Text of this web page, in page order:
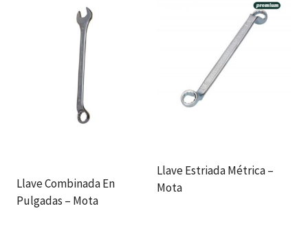
Llave Combinada En
Pulgadas – Mota
Llave Estriada Métrica –
Mota